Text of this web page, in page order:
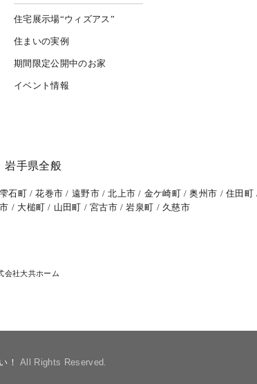
住宅展示場“ウィズアス”
住まいの実例
期間限定公開中のお家
イベント情報
岩手県全般
雫石町 花巻市 遠野市 北上市 金ケ崎町 奥州市
住田町
大槌町 山田町 宮古市 岩泉町 久慈市
会社大共ホーム
！ All Rights Reserved.